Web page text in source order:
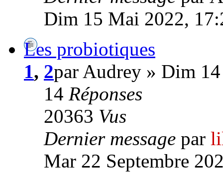
Dim 15 Mai 2022,
Les probiotiques
1, 2par Audrey » Dim
14 Réponses
20363 Vus
Dernier message par
Mar 22 Septembre